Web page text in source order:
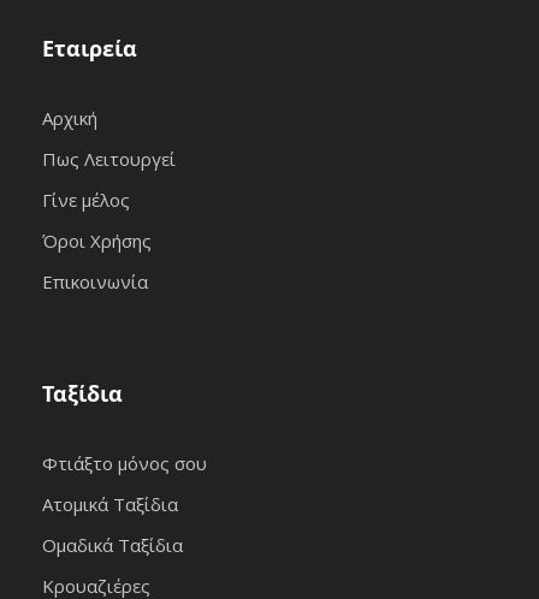
Εταιρεία
Αρχική
Πως Λειτουργεί
Γίνε μέλος
Όροι Χρήσης
Επικοινωνία
Ταξίδια
Φτιάξτο μόνος σου
Ατομικά Ταξίδια
Ομαδικά Ταξίδια
Κρουαζιέρες